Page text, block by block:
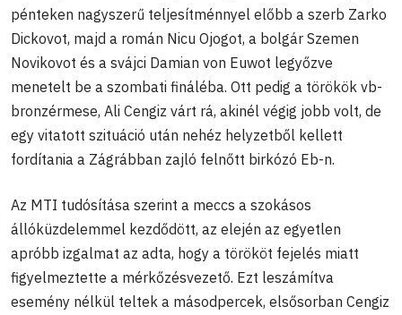
pénteken nagyszerű teljesítménnyel előbb a szerb Zarko
Dickovot, majd a román Nicu Ojogot, a bolgár Szemen
Novikovot és a svájci Damian von Euwot legyőzve
menetelt be a szombati fináléba. Ott pedig a törökök vb-
bronzérmese, Ali Cengiz várt rá, akinél végig jobb volt, de
egy vitatott szituáció után nehéz helyzetből kellett
fordítania a Zágrábban zajló felnőtt birkózó Eb-n.
Az MTI tudósítása szerint a meccs a szokásos
állóküzdelemmel kezdődött, az elején az egyetlen
apróbb izgalmat az adta, hogy a törököt fejelés miatt
figyelmeztette a mérkőzésvezető. Ezt leszámítva
esemény nélkül teltek a másodpercek, elsősorban Cengiz